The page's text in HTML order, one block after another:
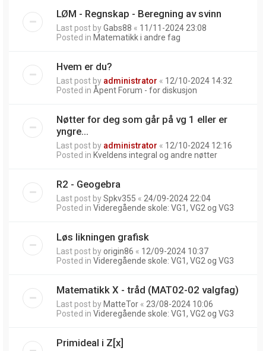
LØM - Regnskap - Beregning av svinn
Last post byGabs88 « 11/11-2024 23:08
Posted in Matematikk i andre fag
Hvem er du?
Last post by administrator « 12/10-2024 14:32
Posted in Åpent Forum - for diskusjon
Nøtter for deg som går på vg 1 eller er
yngre...
Last post by administrator « 12/10-2024 12:16
Posted in Kveldens integral og andre nøtter
R2 - Geogebra
Last post bySpkv355 « 24/09-2024 22:04
Posted in Videregående skole: VG1, VG2 og VG3
Løs likningen grafisk
Last post byorigin86 « 12/09-2024 10:37
Posted in Videregående skole: VG1, VG2 og VG3
Matematikk X - tråd (MAT02-02 valgfag)
Last post by MatteTor « 23/08-2024 10:06
Posted in Videregående skole: VG1, VG2 og VG3
Primideal i Z[x]